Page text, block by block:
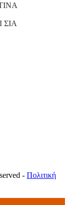
- Πολιτική